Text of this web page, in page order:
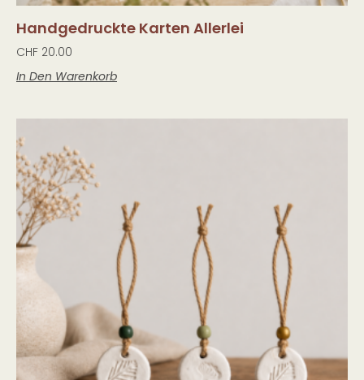
Handgedruckte Karten Allerlei
CHF 20.00
In Den Warenkorb